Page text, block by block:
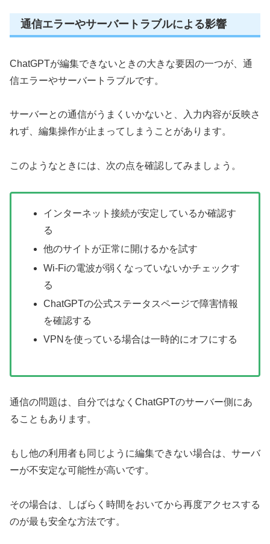
通信エラーやサーバートラブルによる影響
ChatGPTが編集できないときの大きな要因の一つが、通
信エラーやサーバートラブルです。
サーバーとの通信がうまくいかないと、入力内容が反映さ
れず、編集操作が止まってしまうことがあります。
このようなときには、次の点を確認してみましょう。
インターネット接続が安定しているか確認す
る
他のサイトが正常に開けるかを試す
Wi-Fiの電波が弱くなっていないかチェックす
る
ChatGPTの公式ステータスページで障害情報
を確認する
VPNを使っている場合は一時的にオフにする
通信の問題は、自分ではなくChatGPTのサーバー側にあ
ることもあります。
もし他の利用者も同じように編集できない場合は、サーバ
ーが不安定な可能性が高いです。
その場合は、しばらく時間をおいてから再度アクセスする
のが最も安全な方法です。